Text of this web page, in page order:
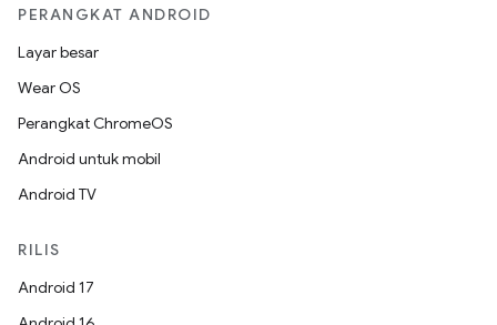
PERANGKAT ANDROID
Layar besar
Wear OS
Perangkat ChromeOS
Android untuk mobil
Android TV
RILIS
Android 17